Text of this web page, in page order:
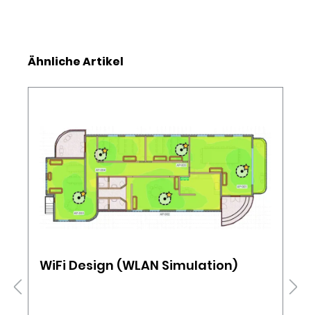
Produktgalerie überspringen
Ähnliche Artikel
WiFi Design (WLAN Simulation)